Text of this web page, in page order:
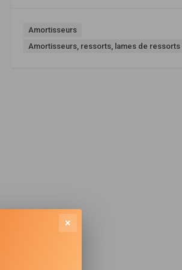
Amortisseurs
Amortisseurs, ressorts, lames de ressorts
×